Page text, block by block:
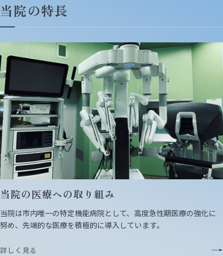
当院の特長
当院の医療への取り組み
当院は市内唯一の特定機能病院として、高度急性期医療の強化に
努め、先端的な医療を積極的に導入しています。
詳しく見る